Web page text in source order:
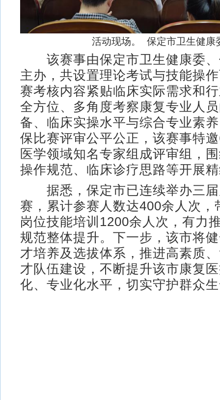
活动现场。 保定市卫生健康
该赛事由保定市卫生健康委、
主办，共设置理论考试与技能操
赛考核内容紧贴临床实际需求和
全方位、多角度考察康复专业人
备、临床实操水平与综合专业素
保比赛评审公平公正，该赛事特
医学领域知名专家组成评审组，
操作规范、临床诊疗思路等开展
据悉，保定市已连续举办三届
赛，累计参赛人数达400余人次，
岗位技能培训1200余人次，有力
规范整体提升。下一步，该市将
才培养及选拔体系，推进高素质
才队伍建设，不断提升该市康复
化、专业化水平，切实守护群众